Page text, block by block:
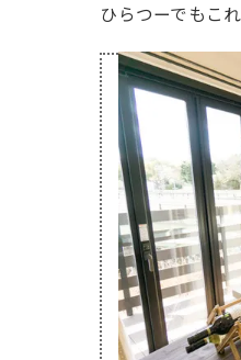
ひらつーでもこ